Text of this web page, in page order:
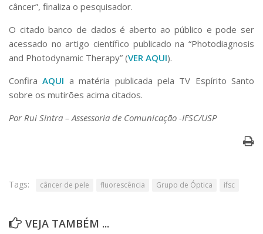
câncer”, finaliza o pesquisador.
O citado banco de dados é aberto ao público e pode ser
acessado no artigo científico publicado na “Photodiagnosis
and Photodynamic Therapy” (VER AQUI).
ConfiraAQUI a matéria publicada pela TV Espírito Santo
sobre os mutirões acima citados.
Por Rui Sintra – Assessoria de Comunicação -IFSC/USP
Tags: câncer de pele fluorescência Grupo de Óptica ifsc
VEJA TAMBÉM ...